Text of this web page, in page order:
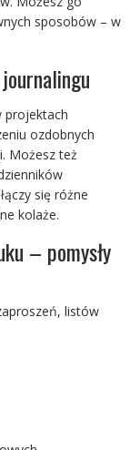
sposobów – w
projektach
ozdobnych
Możesz też
się różne
kolaże.
– pomysły
listów